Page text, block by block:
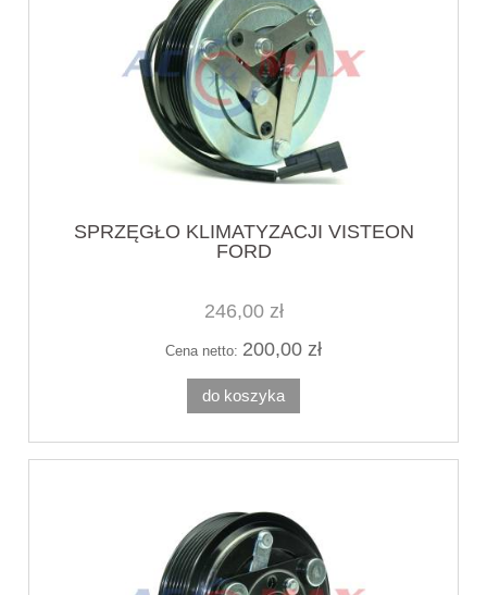
SPRZĘGŁO KLIMATYZACJI VISTEON
FORD
246,00 zł
Cena netto: 200,00 zł
do koszyka